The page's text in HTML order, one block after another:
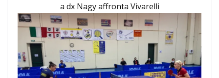
a dx Nagy affronta Vivarelli